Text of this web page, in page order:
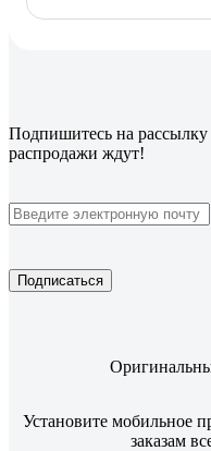
Подпишитесь на рассылку
распродажи ждут!
Подписаться
Установите мобильное
заказам